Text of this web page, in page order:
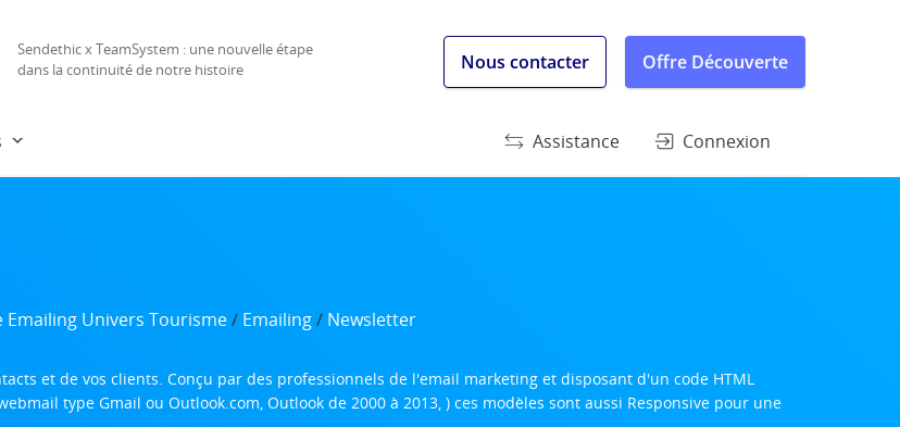
Sendethic x TeamSystem : une nouvelle étape
dans la continuité de notre histoire
Nous contacter Offre Découverte
Assistance Connexion
Emailing Univers Tourisme/ Emailing/ Newsletter
et de vos clients. Conçu par des professionnels de l'email marketing et disposant d'un code HTML
type Gmail ou Outlook.com, Outlook de 2000 à 2013, ) ces modèles sont aussi Responsive pour une